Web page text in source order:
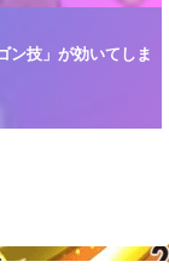
ン技」が効いてしま